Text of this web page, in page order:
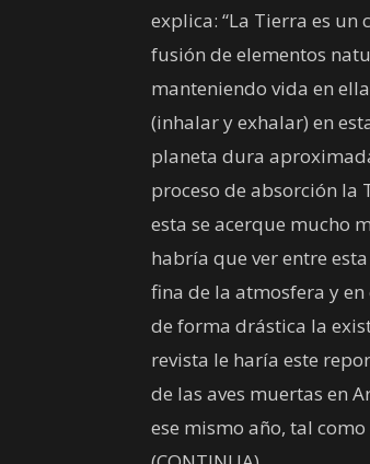
explica: “La Tierra es
fusión de elementos
manteniendo vida en
(inhalar y exhalar) en
planeta dura
proceso de absorción la
esta se acerque mucho
habría que ver entre
fina de la atmosfera y
de forma drástica la
revista le haría este
de las aves muertas en
ese mismo año, tal